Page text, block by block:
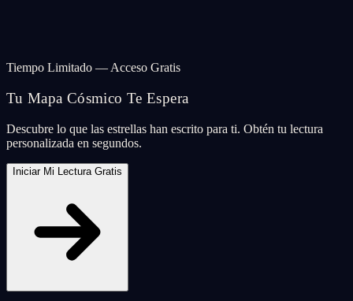
Tiempo Limitado — Acceso Gratis
Tu Mapa Cósmico Te Espera
Descubre lo que las estrellas han escrito para ti. Obtén tu lectura
personalizada en segundos.
Iniciar Mi Lectura Gratis